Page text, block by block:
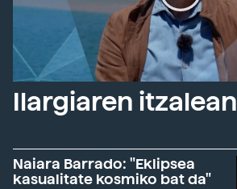
Ilargiaren itzalean
Naiara Barrado: "Eklipsea
kasualitate kosmiko bat da"